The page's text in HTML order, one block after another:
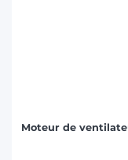
Moteur de